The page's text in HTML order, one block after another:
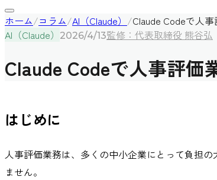
ホーム/コラム/AI（Claude） /Claude Codeで人
AI（Claude）
2026/4/13監修：代表取締役 熊谷弘
Claude Codeで人事評
はじめに
人事評価業務は、多くの中小企業にとって負担
ません。